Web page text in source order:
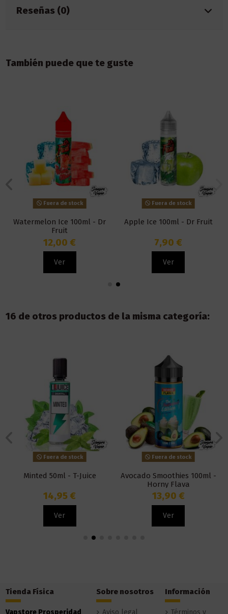
Reseñas (0)
También puede que te guste
Fuera de stock
Watermelon Ice 100ml - Dr
Fruit
12,00 €
Ver
Fuera de stock
Apple Ice 100ml - Dr Fruit
7,90 €
Ver
16 de otros productos de la misma categoría:
Fuera de stock
Minted 50ml - T-Juice
14,95 €
Ver
Fuera de stock
Avocado Smoothies 100ml -
Horny Flava
13,90 €
Ver
Tienda Física
Vapstore Prosperidad
Sobre nosotros
Aviso legal
Información
Términos y